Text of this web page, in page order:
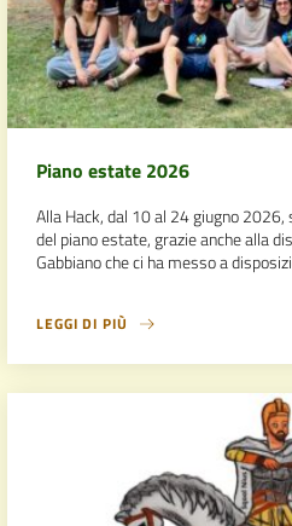
Piano estate 2026
Alla Hack, dal 10 al 24 giugno
del piano estate, grazie anche alla
Gabbiano che ci ha messo a
LEGGI DI PIÙ